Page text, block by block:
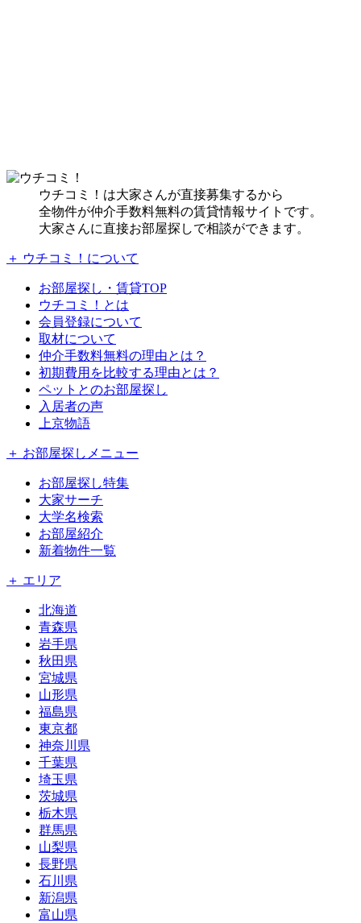
ウチコミ！は大家さんが直接募集するから
全物件が仲介手数料無料の賃貸情報サイトです。
大家さんに直接お部屋探しで相談ができます。
＋ ウチコミ！について
お部屋探し・賃貸TOP
ウチコミ！とは
会員登録について
取材について
仲介手数料無料の理由とは？
初期費用を比較する理由とは？
ペットとのお部屋探し
入居者の声
上京物語
＋ お部屋探しメニュー
お部屋探し特集
大家サーチ
大学名検索
お部屋紹介
新着物件一覧
＋ エリア
北海道
青森県
岩手県
秋田県
宮城県
山形県
福島県
東京都
神奈川県
千葉県
埼玉県
茨城県
栃木県
群馬県
山梨県
長野県
石川県
新潟県
富山県